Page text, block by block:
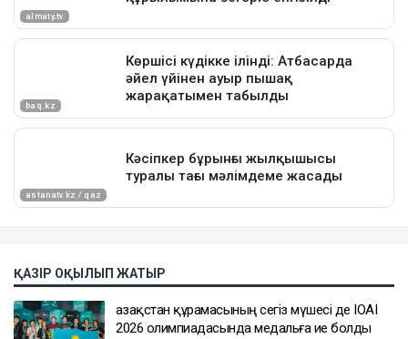
ҚАЗІР ОҚЫЛЫП ЖАТЫР
Қазақстан құрамасының сегіз мүшесі де IOAI
2026 олимпиадасында медальға ие болды